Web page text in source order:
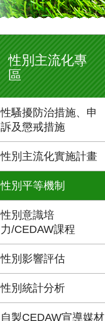
性別主流化專
區
性騷擾防治措施、申
訴及懲戒措施
性別主流化實施計畫
性別平等機制
性別意識培
力/CEDAW課程
性別影響評估
性別統計分析
自製CEDAW宣導媒材